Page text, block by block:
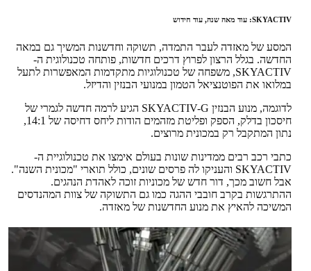
SKYACTIV: עוד מאה שנה, עוד חידוש
המסע של מאזדה לעבר התמדה, תשוקה וחדשנות המשיך גם במאה
החדשה. בגלל הרצון לפרוץ דרכים חדשות, פותחה טכנולוגית ה-
SKYACTIV, משפחה של טכנולוגיות מתקדמות המאפשרות לתעל
במלואו את הפוטנציאל הטמון במנועי הבנזין והדיזל.
לדוגמה, מנוע הבנזין SKYACTIV-G הגיע לרמה חדשה לגמרי של
חיסכון בדלק, הספק ופליטת מזהמים הודות ליחס דחיסה של 14:1,
נתון המתקבל רק במכונית מרוצים.
כתבי רכב רבים ממדינות שונות בעולם אימצו את טכנולוגיית ה-
SKYACTIV והעניקו לה פרסים שונים, כולל תוארי "מכונית השנה".
אבל חשוב מכך, דור חדש של מכוניות זוכה לאהדת הנהגים.
ההתרגשות בקרב חובבי ההגה כמו גם התשוקה של צוות המהנדסים
המשיכה להאיץ את מנוע החדשנות של מאזדה.